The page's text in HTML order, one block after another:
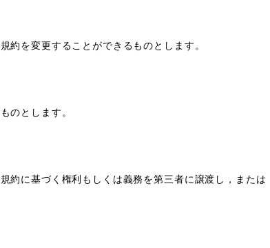
約を変更することができるものとします。
のとします。
約に基づく権利もしくは義務を第三者に譲渡し，または